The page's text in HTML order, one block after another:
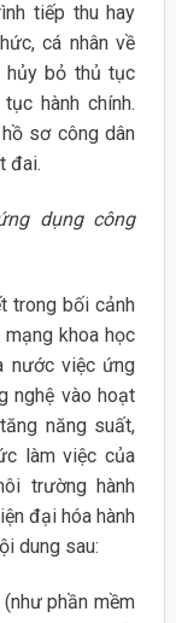
tiếp thu hay
cá nhân về
hủy bỏ thủ tục
hành chính.
sơ công dân
đai.
dụng công
trong bối cảnh
khoa học
nước việc ứng
nghệ vào hoạt
năng suất,
làm việc của
trường hành
đại hóa hành
dung sau:
phần mềm